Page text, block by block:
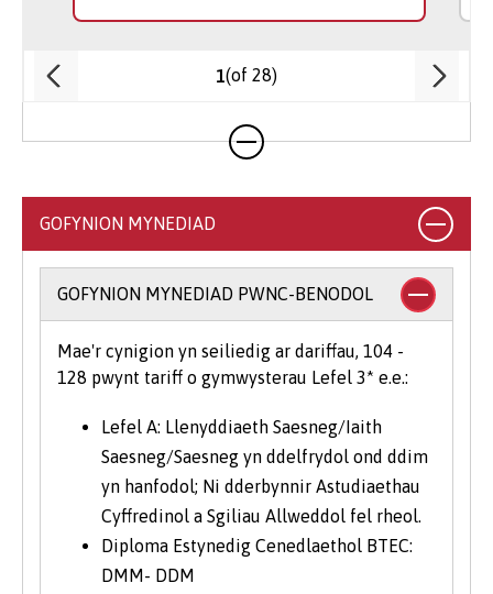
1(of 28)
GOFYNION MYNEDIAD
GOFYNION MYNEDIAD PWNC-BENODOL
Mae'r cynigion yn seiliedig ar dariffau, 104 -
128 pwynt tariff o gymwysterau Lefel 3* e.e.:
Lefel A: Llenyddiaeth Saesneg/Iaith
Saesneg/Saesneg yn ddelfrydol ond ddim
yn hanfodol; Ni dderbynnir Astudiaethau
Cyffredinol a Sgiliau Allweddol fel rheol.
Diploma Estynedig Cenedlaethol BTEC:
DMM- DDM